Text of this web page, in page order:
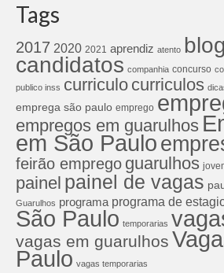
Tags
2017 2020 2021 aprendiz atento blog
candidatos companhia concurso
publico inss curriculo curriculos
emprega são paulo emprego
empregos em guarulhos
em São Paulo
feirão emprego guarulhos
painel painel de vagas
Guarulhos programa programa de
São Paulo temporarias
vagas em guarulhos
Paulo vagas temporarias